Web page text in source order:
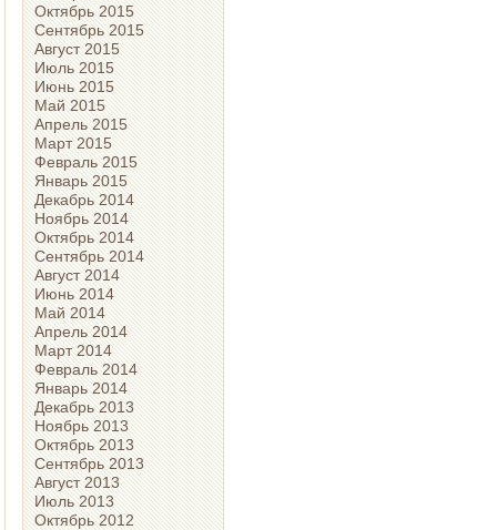
Октябрь 2015
Сентябрь 2015
Август 2015
Июль 2015
Июнь 2015
Май 2015
Апрель 2015
Март 2015
Февраль 2015
Январь 2015
Декабрь 2014
Ноябрь 2014
Октябрь 2014
Сентябрь 2014
Август 2014
Июнь 2014
Май 2014
Апрель 2014
Март 2014
Февраль 2014
Январь 2014
Декабрь 2013
Ноябрь 2013
Октябрь 2013
Сентябрь 2013
Август 2013
Июль 2013
Октябрь 2012